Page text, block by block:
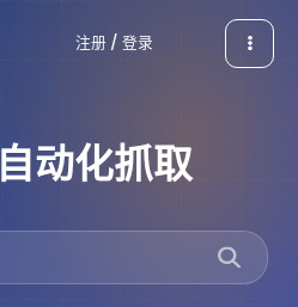
注册 / 登录
自动化抓取